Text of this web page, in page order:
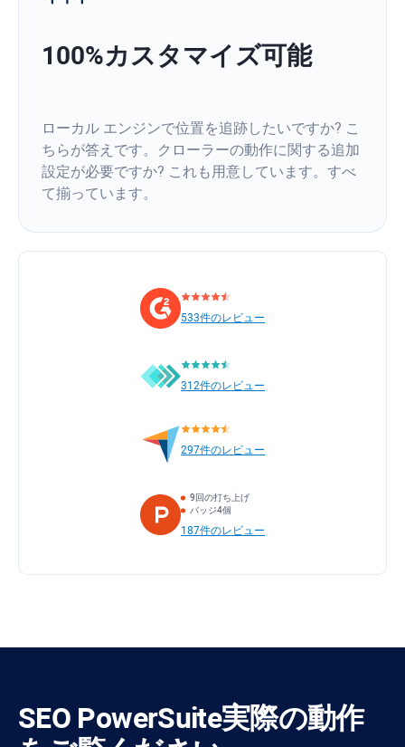
100%カスタマイズ可能
ローカル エンジンで位置を追跡したいですか? こ
ちらが答えです。クローラーの動作に関する追加
設定が必要ですか? これも用意しています。すべ
て揃っています。
533件のレビュー
312件のレビュー
297件のレビュー
9回の打ち上げ
バッジ4個
187件のレビュー
SEO PowerSuite実際の動作